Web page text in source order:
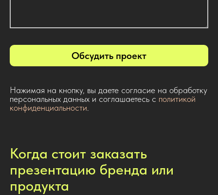
Обсудить проект
Нажимая на кнопку, вы даете согласие на обработку
персональных данных и соглашаетесь c политикой
конфиденциальности.
Когда стоит заказать
презентацию бренда или
продукта